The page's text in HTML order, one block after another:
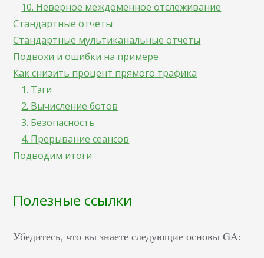
10. Неверное междоменное отслеживание
Стандартные отчеты
Стандартные мультиканальные отчеты
Подвохи и ошибки на примере
Как снизить процент прямого трафика
1. Тэги
2. Вычисление ботов
3. Безопасность
4. Прерывание сеансов
Подводим итоги
Полезные ссылки
Убедитесь, что вы знаете следующие основы GA: